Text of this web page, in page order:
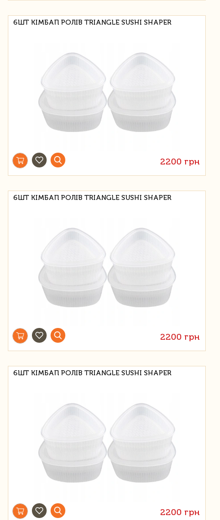
6ШТ КІМБАП РОЛІВ TRIANGLE SUSHI SHAPER
2200 грн
6ШТ КІМБАП РОЛІВ TRIANGLE SUSHI SHAPER
2200 грн
6ШТ КІМБАП РОЛІВ TRIANGLE SUSHI SHAPER
2200 грн